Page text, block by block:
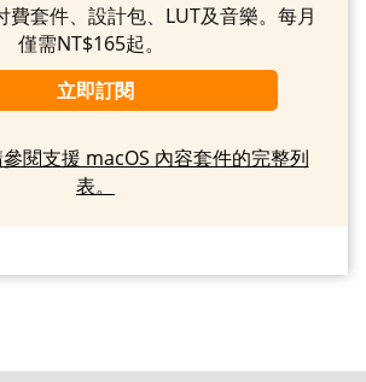
費套件、設計包、LUT及音樂。每月
僅需NT$165起。
立即訂閱
閱支援 macOS 內容套件的完整列
表。